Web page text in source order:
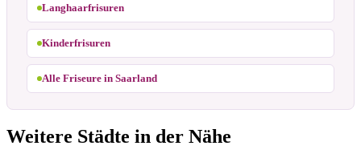
Langhaarfrisuren
Kinderfrisuren
Alle Friseure in Saarland
Weitere Städte in der Nähe